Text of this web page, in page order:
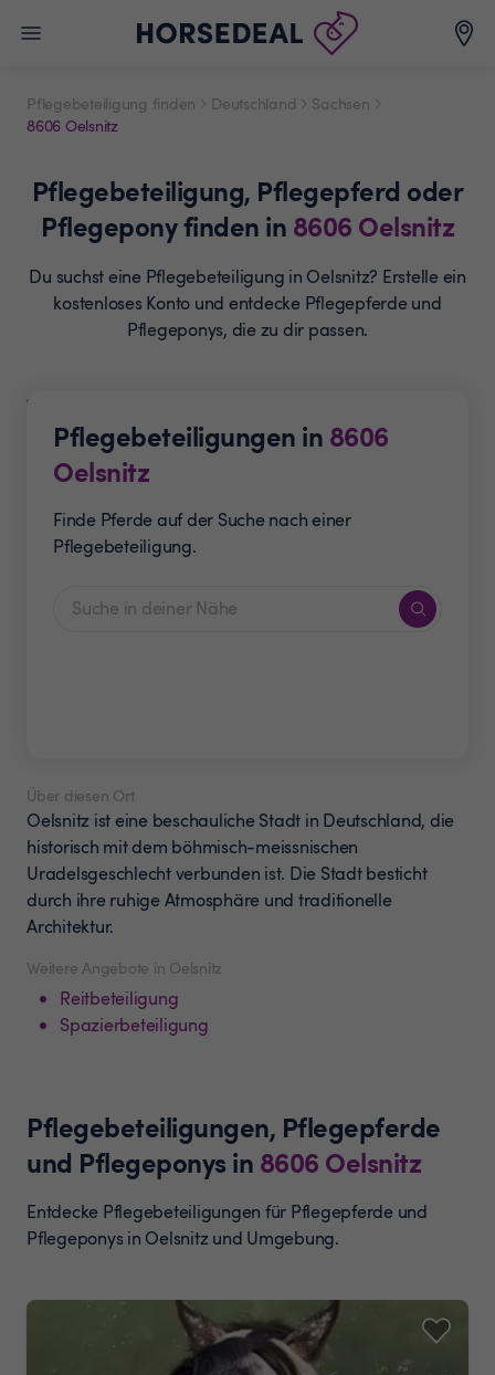
Pflegebeteiligung finden Deutschland
Sachsen
8606 Oelsnitz
Pflegebeteiligung, Pflegepferd oder
Pflegeponyfinden in 8606 Oelsnitz
Du suchst eine Pflegebeteiligung in Oelsnitz? Erstelle ein
kostenloses Konto und entdecke Pflegepferde und
Pflegeponys, die zu dir passen.
Pflegebeteiligungen in 8606
Oelsnitz
Finde Pferde auf der Suche nach einer
Pflegebeteiligung.
Weitere Angebote in Oelsnitz
Reitbeteiligung
Spazierbeteiligung
Über diesen Ort
Oelsnitz ist eine beschauliche Stadt in Deutschland, die
historisch mit dem böhmisch-meissnischen
Uradelsgeschlecht verbunden ist. Die Stadt besticht
durch ihre ruhige Atmosphäre und traditionelle
Architektur.
Pflegebeteiligungen, Pflegepferde
und Pflegeponys in 8606 Oelsnitz
Entdecke Pflegebeteiligungen für Pflegepferde und
Pflegeponys in Oelsnitz und Umgebung.